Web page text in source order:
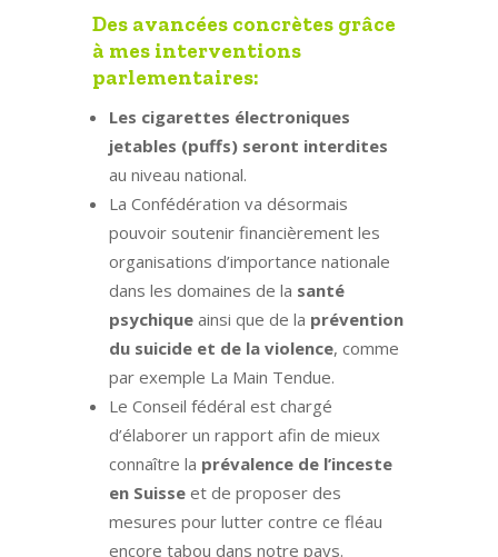
Des avancées concrètes grâce
à mes interventions
parlementaires:
Les cigarettes électroniques
jetables (puffs) seront interdites
au niveau national.
La Confédération va désormais
pouvoir soutenir financièrement les
organisations d’importance nationale
dans les domaines de la santé
psychiqueainsi que de la prévention
du suicide et de la violence, comme
par exemple La Main Tendue.
Le Conseil fédéral est chargé
d’élaborer un rapport afin de mieux
connaître la prévalence de l’inceste
en Suisseet de proposer des
mesures pour lutter contre ce fléau
encore tabou dans notre pays.